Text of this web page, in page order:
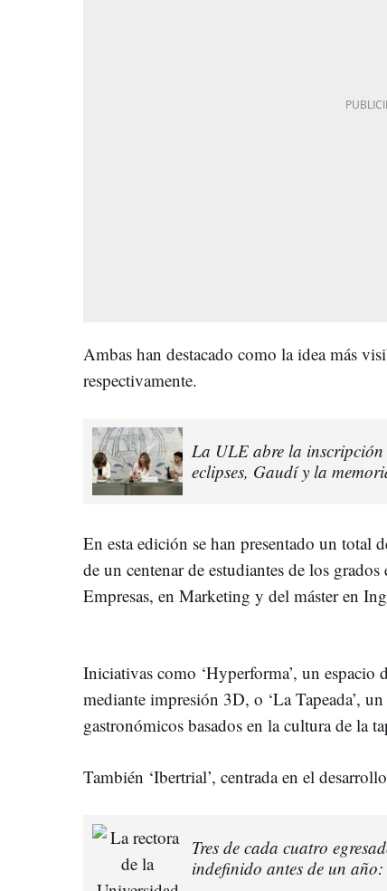
Ambas han destacado como la idea más
respectivamente.
La ULE abre la inscripción
eclipses, Gaudí y la
En esta edición se han presentado un total
de un centenar de estudiantes de los
Empresas, en Marketing y del máster en
Iniciativas como ‘Hyperforma’, un espacio
mediante impresión 3D, o ‘La Tapeada’,
gastronómicos basados en la cultura de la
También ‘Ibertrial’, centrada en el
Tres de cada cuatro
indefinido antes de un